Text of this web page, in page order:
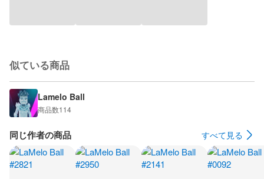
似ている商品
Lamelo Ball
商品数114
同じ作者の商品 すべて見る